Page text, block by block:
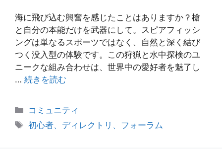
海に飛び込む興奮を感じたことはありますか？槍
と自分の本能だけを武器にして。スピアフィッシ
ングは単なるスポーツではなく、自然と深く結び
つく没入型の体験です。この狩猟と水中探検のユ
ニークな組み合わせは、世界中の愛好者を魅了し
… 続きを読む
カ
テ
コミュニティ
タ
初心者、ディレクトリ、フォーラム